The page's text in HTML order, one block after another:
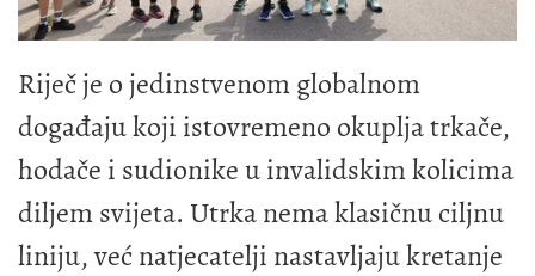
Riječ je o jedinstvenom globalnom
događaju koji istovremeno okuplja trkače,
hodače i sudionike u invalidskim kolicima
diljem svijeta. Utrka nema klasičnu ciljnu
liniju, već natjecatelji nastavljaju kretanje